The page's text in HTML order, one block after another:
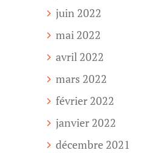
juin 2022
mai 2022
avril 2022
mars 2022
février 2022
janvier 2022
décembre 2021